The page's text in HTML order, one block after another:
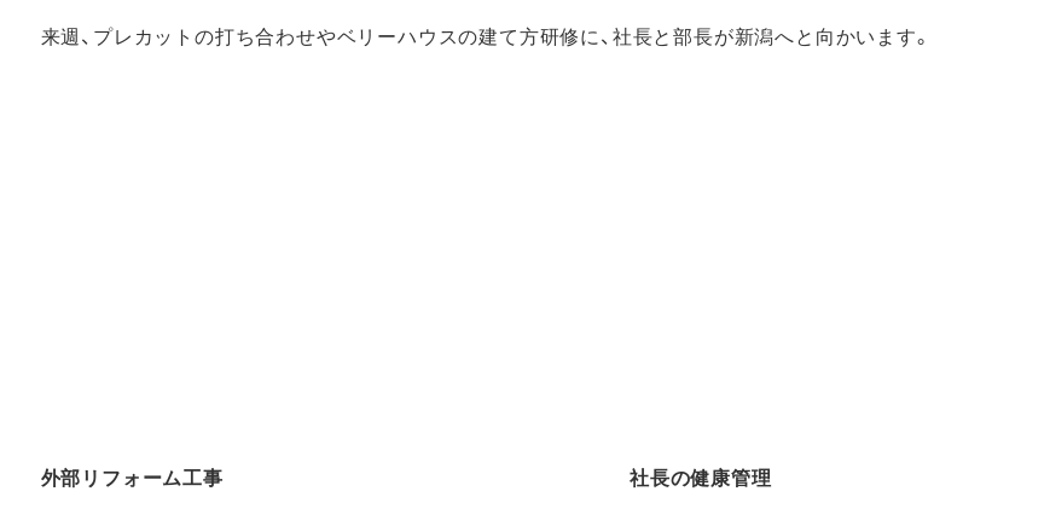
来週、プレカットの打ち合わせやベリーハウスの建て方研修に、社長と部長が新潟へと向かいます。
外部リフォーム工事 社長の健康管理